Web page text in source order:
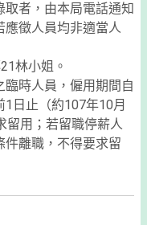
者，由本局電話通知
應徵人員均非適當人
林小姐。
時人員，僱用期間自
日止（約107年10月
留用；若留職停薪人
件離職，不得要求留